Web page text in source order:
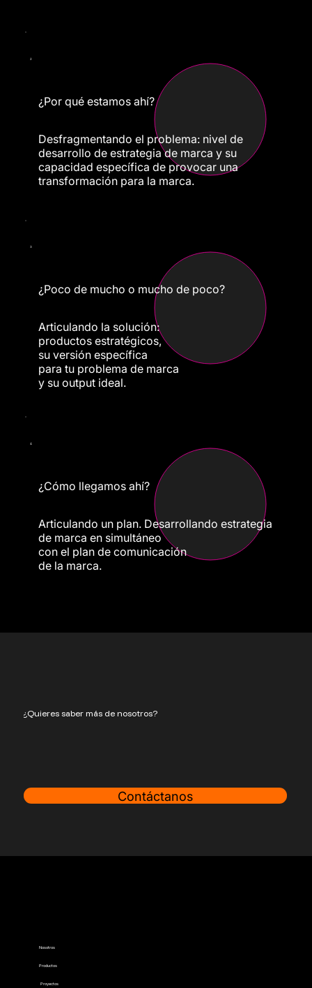
2
¿Por qué estamos ahí?
Desfragmentando el problema: nivel de
desarrollo de estrategia de marca y su
capacidad específica de provocar una
transformación para la marca.
3
¿Poco de mucho o mucho de poco?
Articulando la solución:
productos estratégicos,
su versión específica
para tu problema de marca
y su output ideal.
4
¿Cómo llegamos ahí?
Articulando un plan. Desarrollando estrategia
de marca en simultáneo
con el plan de comunicación
de la marca.
Sólo en 2024
dicho es lo importante que es hacerlo contigo y
los equipos de tu empresa, estén donde estén.
¿Quieres saber más de nosotros?
Contáctanos
Nosotros
Productos
Proyectos